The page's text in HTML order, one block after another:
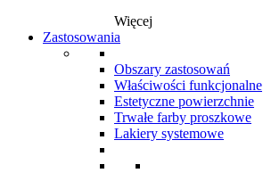
Więcej
Zastosowania
Obszary zastosowań
Właściwości funkcjonalne
Estetyczne powierzchnie
Trwałe farby proszkowe
Lakiery systemowe